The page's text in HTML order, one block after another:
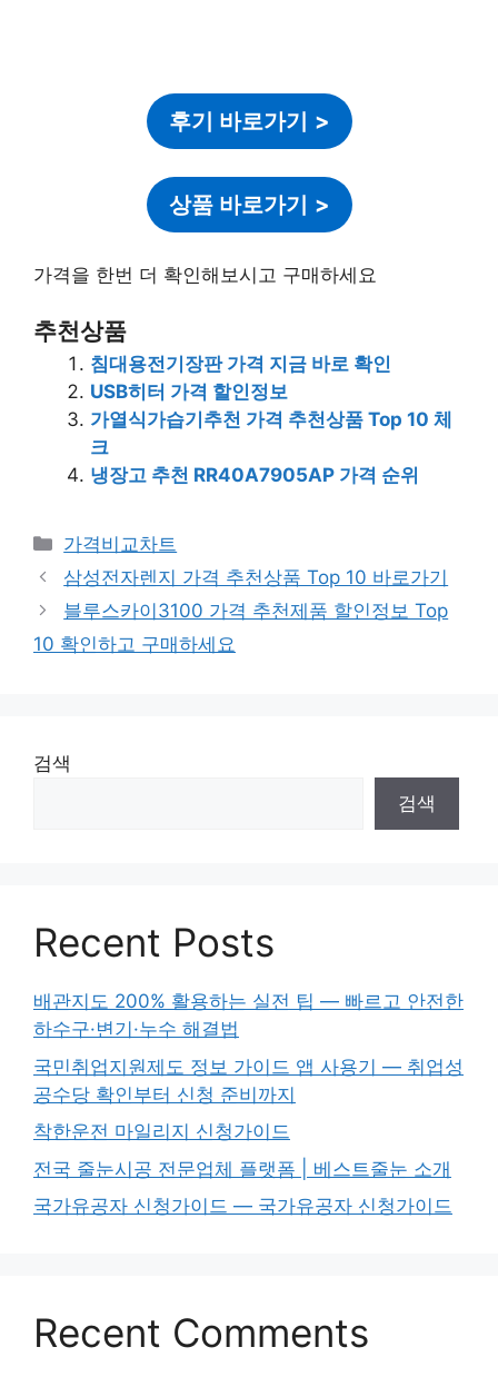
후기 바로가기 >
상품 바로가기 >
가격을 한번 더 확인해보시고 구매하세요
추천상품
침대용전기장판 가격 지금 바로 확인
USB히터 가격 할인정보
가열식가습기추천 가격 추천상품 Top 10 체
크
냉장고 추천 RR40A7905AP 가격 순위
카
테
리
가격비교차트
삼성전자렌지 가격 추천상품 Top 10 바로가기
블루스카이3100 가격 추천제품 할인정보 Top
10 확인하고 구매하세요
검색
검색
Recent Posts
배관지도 200% 활용하는 실전 팁 — 빠르고 안전한
하수구·변기·누수 해결법
국민취업지원제도 정보 가이드 앱 사용기 — 취업성
공수당 확인부터 신청 준비까지
착한운전 마일리지 신청가이드
전국 줄눈시공 전문업체 플랫폼 | 베스트줄눈 소개
국가유공자 신청가이드 — 국가유공자 신청가이드
Recent Comments